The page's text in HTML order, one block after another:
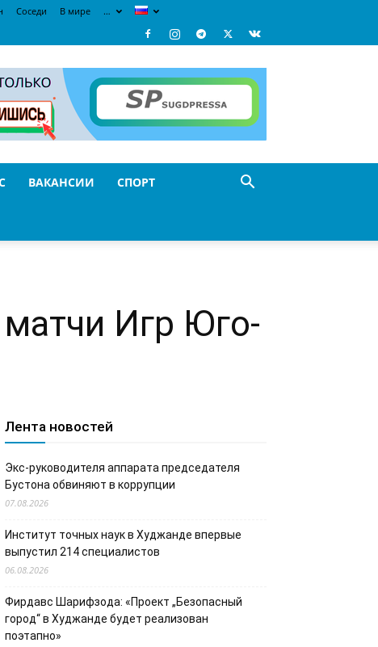
Соседи В мире …
ВАКАНСИИ СПОРТ
Игр Юго-
Лента новостей
Экс-руководителя аппарата председателя
Бустона обвиняют в коррупции
07.08.2026
Институт точных наук в Худжанде впервые
выпустил 214 специалистов
06.08.2026
Фирдавс Шарифзода: «Проект „Безопасный
город“ в Худжанде будет реализован
поэтапно»